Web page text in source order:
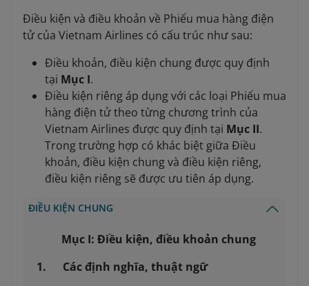
Điều kiện và điều khoản về Phiếu mua hàng điện
tử của Vietnam Airlines có cấu trúc như sau:
Điều khoản, điều kiện chung được quy định
tại Mục I.
Điều kiện riêng áp dụng với các loại Phiếu mua
hàng điện tử theo từng chương trình của
Vietnam Airlines được quy định tại Mục II.
Trong trường hợp có khác biệt giữa Điều
khoản, điều kiện chung và điều kiện riêng,
điều kiện riêng sẽ được ưu tiên áp dụng.
ĐIỀU KIỆN CHUNG
Mục I: Điều kiện, điều khoản chung
1. Các định nghĩa, thuật ngữ